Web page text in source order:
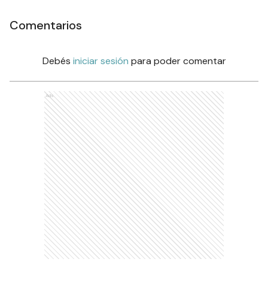
Comentarios
Debés iniciar sesión para poder comentar
Ads